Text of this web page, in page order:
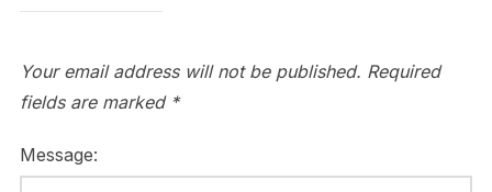
Your email address will not be published. Required
fields are marked *
Message: